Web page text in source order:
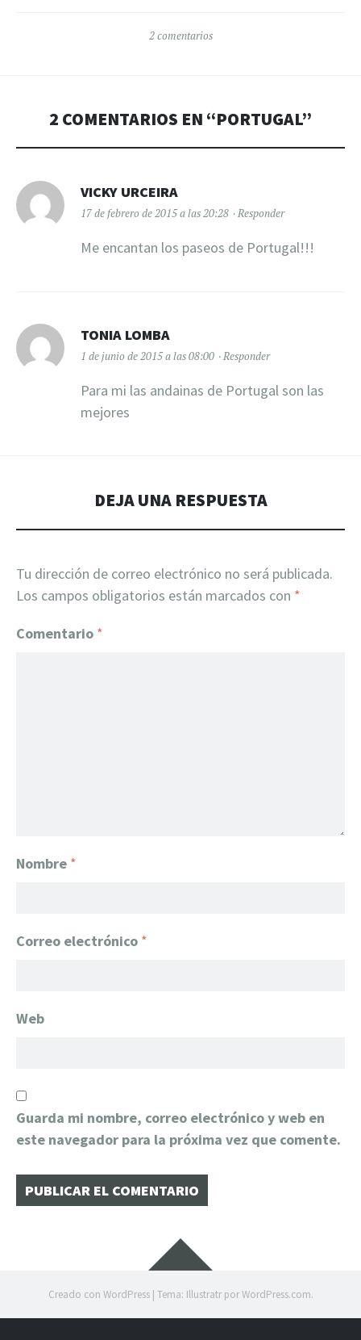
2 comentarios
2 COMENTARIOS EN “PORTUGAL”
VICKY URCEIRA
17 de febrero de 2015 a las 20:28 Responder
Me encantan los paseos de Portugal!!!
TONIA LOMBA
1 de junio de 2015 a las 08:00 Responder
Para mi las andainas de Portugal son las
mejores
DEJA UNA RESPUESTA
Tu dirección de correo electrónico no será publicada.
Los campos obligatorios están marcados con *
Comentario *
Nombre *
Correo electrónico *
Web
Guarda mi nombre, correo electrónico y web en
este navegador para la próxima vez que comente.
Creado con WordPress | Tema: Illustratr porWordPress.com.